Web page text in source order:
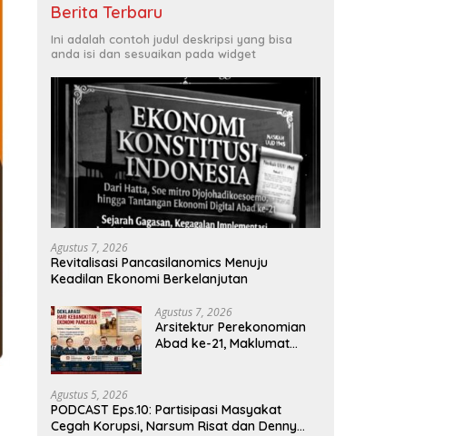
Berita Terbaru
Ini adalah contoh judul deskripsi yang bisa
anda isi dan sesuaikan pada widget
Agustus 7, 2026
Revitalisasi Pancasilanomics Menuju
Keadilan Ekonomi Berkelanjutan
Agustus 7, 2026
Arsitektur Perekonomian
Abad ke-21, Maklumat
Agustus 5, 2026
PODCAST Eps.10: Partisipasi Masyakat
Cegah Korupsi, Narsum Risat dan Denny